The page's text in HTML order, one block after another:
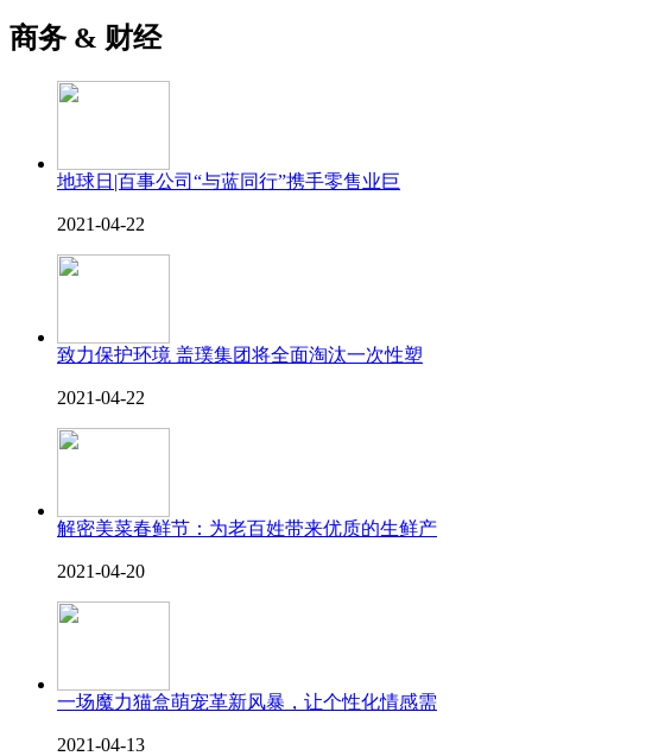
商务 & 财经
地球日|百事公司“与蓝同行”携手零售业巨
2021-04-22
致力保护环境 盖璞集团将全面淘汰一次性塑
2021-04-22
解密美菜春鲜节：为老百姓带来优质的生鲜产
2021-04-20
一场魔力猫盒萌宠革新风暴，让个性化情感需
2021-04-13